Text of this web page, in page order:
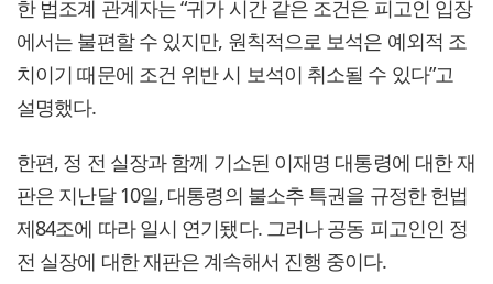
한 법조계 관계자는 “귀가 시간 같은 조건은 피고인 입장
에서는 불편할 수 있지만, 원칙적으로 보석은 예외적 조
치이기 때문에 조건 위반 시 보석이 취소될 수 있다”고
설명했다.
한편, 정 전 실장과 함께 기소된 이재명 대통령에 대한 재
판은 지난달 10일, 대통령의 불소추 특권을 규정한 헌법
제84조에 따라 일시 연기됐다. 그러나 공동 피고인인 정
전 실장에 대한 재판은 계속해서 진행 중이다.